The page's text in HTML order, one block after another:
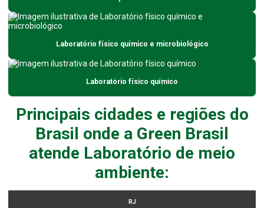
Análise de água para uso industrial
Análise ambiental da água
Análise composta de efluentes
Análise da água para consumo humano
Análise da água de poço
Análise da qualidade da água para consumo humano
Análise do solo
Laboratório físico químico e microbiológico
Laboratório físico químico
Principais cidades e regiões do
Brasil onde a Green Brasil
atende Laboratório de meio
ambiente:
RJ